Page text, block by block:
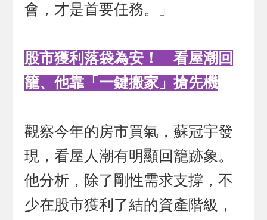
會，才是首要任務。」
股市獲利落袋為安！ 看屋潮回
籠、他靠「一鍵搬家」搶先機
觀察今年的房市買氣，蘇冠宇發
現，看屋人潮有明顯回籠跡象。
他分析，除了剛性需求支撐，不
少在股市獲利了結的資產階級，